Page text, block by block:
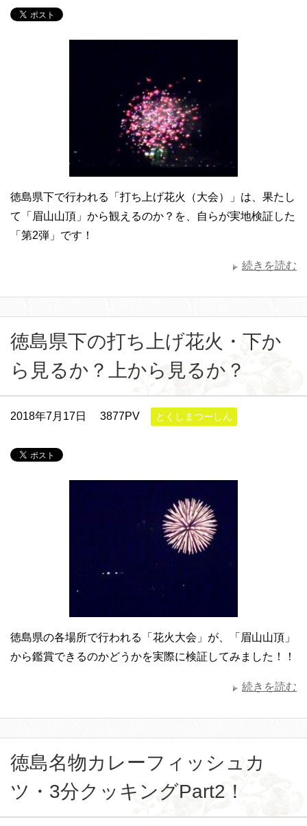
徳島県下で行われる「打ち上げ花火（大会）」は、果たし
て「眉山山頂」から観えるのか？を、自らが実地検証した
「第2弾」です！
続きを読む
徳島県下の打ち上げ花火・下か
ら見るか？上から見るか？
2018年7月17日 3877PV とくしまつーしん
徳島県の各場所で行われる「花火大会」が、「眉山山頂」
から鑑賞できるのかどうかを実際に検証してみました！！
続きを読む
徳島名物カレーフィッシュカ
ツ・3分クッキングPart2！